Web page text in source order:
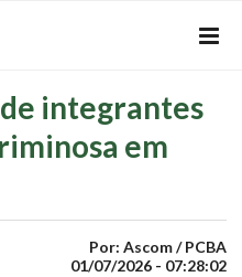
integrantes
em
Por: Ascom / PCBA
01/07/2026 - 07:28:02